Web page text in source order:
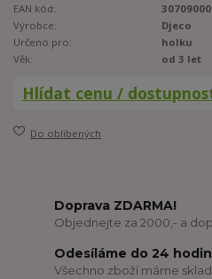
EAN kód:
Výrobce:
Djeco
Určeno pro:
holku
Věk:
od 3 let
Hlídat cenu /
Do oblíbených
Doprava ZDARMA!
Objednejte za 2000,- a
Odesíláme do 24
Všechno zboží máme